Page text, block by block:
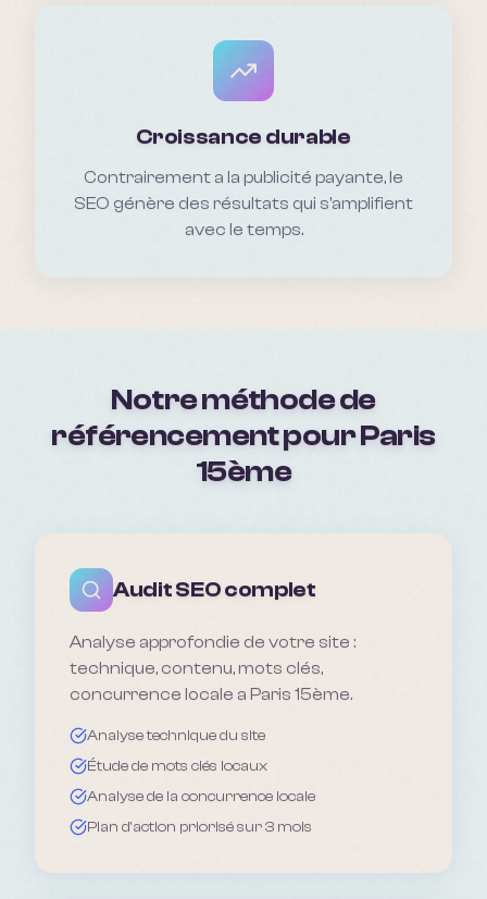
Croissance durable
Contrairement a la publicité payante, le
SEO génère des résultats qui s'amplifient
avec le temps.
Notre méthode de
référencement pourParis
15ème
Audit SEO complet
Analyse approfondie de votre site :
technique, contenu, mots clés,
concurrence locale a Paris 15ème.
Analyse technique du site
Étude de mots clés locaux
Analyse de la concurrence locale
Plan d'action priorisé sur 3 mois